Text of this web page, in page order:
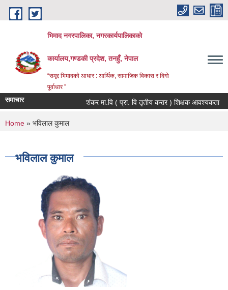
Skip to main content
भिमाद नगरपालिका, नगरकार्यपालिकाको
कार्यालय,गण्डकी प्रदेश, तनहुँ, नेपाल
“समृद्द भिमादको आधार : आर्थिक, सामाजिक विकास र दिगो
पूर्वाधार ”
समाचार शंकर मा.वि ( प्रा. वि तृतीय करार ) शिक्षक आवश्यकता
You are here
Home » भविलाल कुमाल
भविलाल कुमाल